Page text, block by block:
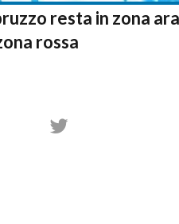
resta in zona
rossa